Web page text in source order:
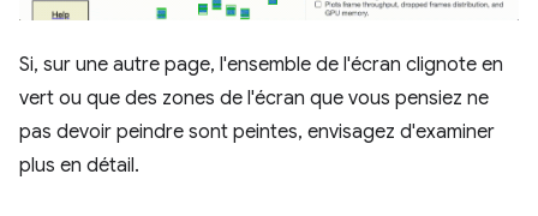
Si, sur une autre page, l'ensemble de l'écran clignote en
vert ou que des zones de l'écran que vous pensiez ne
pas devoir peindre sont peintes, envisagez d'examiner
plus en détail.